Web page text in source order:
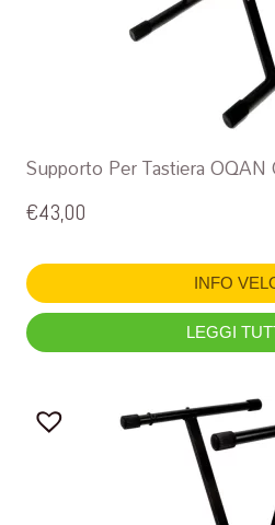
Supporto Per Tastiera OQAN
€43,00
INFO
LEGGI